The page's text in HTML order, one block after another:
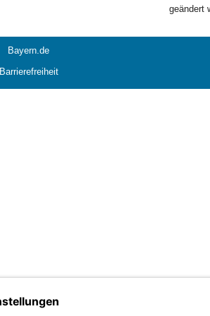
geändert
Bayern.de
Barrierefreiheit